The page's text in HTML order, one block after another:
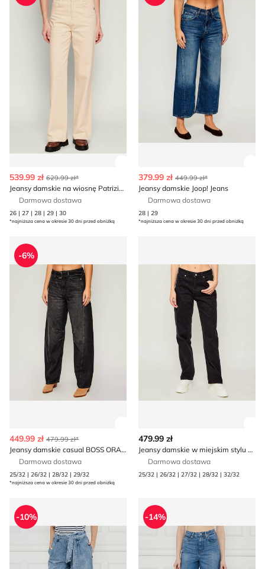
539.99 zł 629.99 zł*
Jeansy damskie na wiosnę Patrizia Pepe
Darmowa dostawa
26 | 27 | 28 | 29 | 30
*najniższa cena w okresie 30 dni przed obniżką
379.99 zł 449.99 zł*
Jeansy damskie Joop! Jeans
Darmowa dostawa
28 | 29
*najniższa cena w okresie 30 dni przed obniżką
Jeansy damskie casual BOSS ORANGE
-6%
449.99 zł 479.99 zł*
Jeansy damskie casual BOSS ORANGE
Darmowa dostawa
25/32 | 26/32 | 28/32 | 29/32
*najniższa cena w okresie 30 dni przed obniżką
479.99 zł
Jeansy damskie w miejskim stylu Hugo Blue
Darmowa dostawa
25/32 | 26/32 | 27/32 | 28/32 | 32/32
Jeansy damskie casual Joop! Jeans
-10%
Jeansy damskie w
-14%